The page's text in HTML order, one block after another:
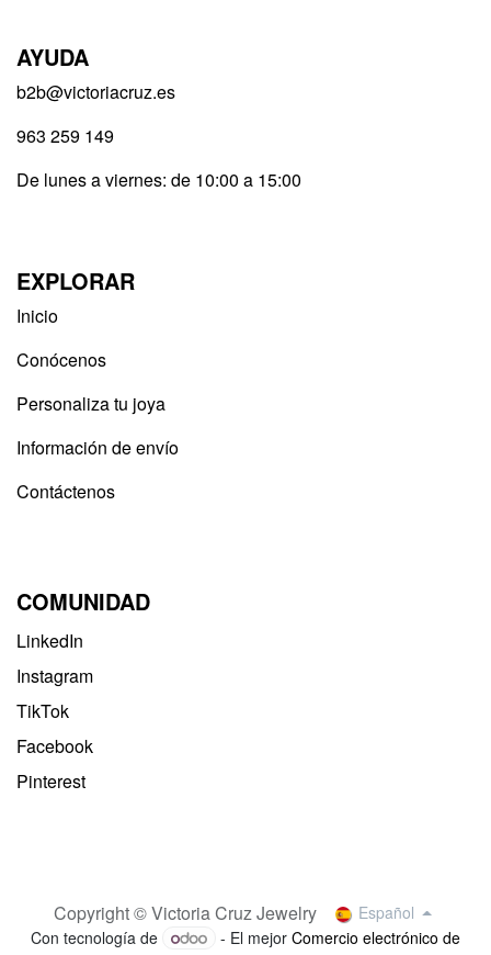
AYUDA
b2b@victoriacruz.es
963 259 149
De lunes a viernes: de 10:00 a 15:00
EXPLORAR
Inicio
Conócenos
Personaliza tu joya
Información de envío
Contáctenos
COMUNIDAD
LinkedIn
Instagram
TikTok
Facebook
Pinterest
Copyright © Victoria Cruz Jewelry
Español
Con tecnología de
- El mejor Comercio electrónico de